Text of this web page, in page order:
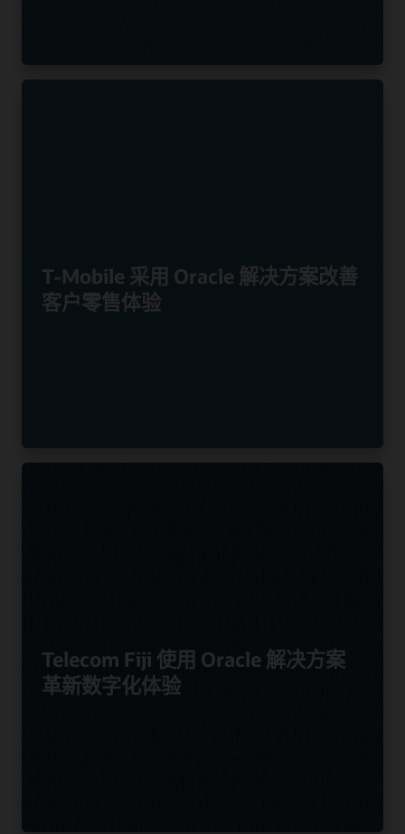
T-Mobile 采用 Oracle 解决方案改善
客户零售体验
Telecom Fiji 使用 Oracle 解决方案
革新数字化体验